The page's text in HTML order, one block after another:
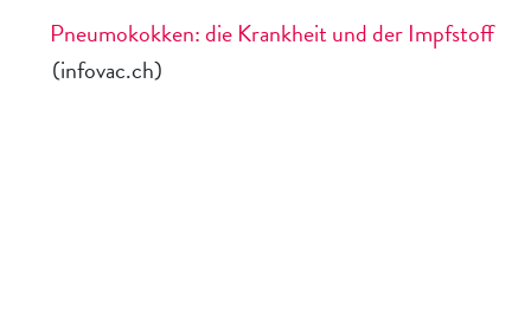
Pneumokokken: die Krankheit und der Impfstoff
(infovac.ch)